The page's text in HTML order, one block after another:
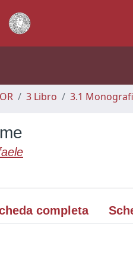
3 Libro 3.1
completa